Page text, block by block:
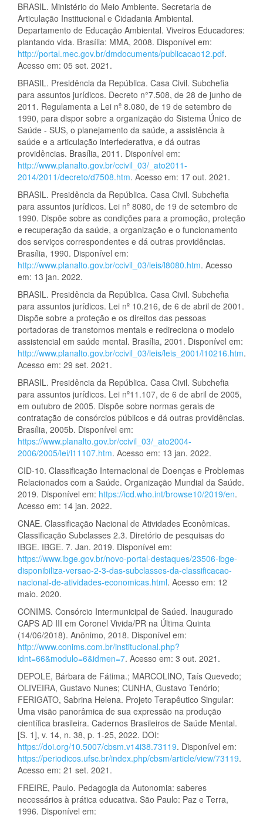
BRASIL. Ministério do Meio Ambiente. Secretaria de
Articulação Institucional e Cidadania Ambiental.
Departamento de Educação Ambiental. Viveiros Educadores:
plantando vida. Brasília: MMA, 2008. Disponível em:
http://portal.mec.gov.br/dmdocuments/publicacao12.pdf.
Acesso em: 05 set. 2021.
BRASIL. Presidência da República. Casa Civil. Subchefia
para assuntos jurídicos. Decreto n°7.508, de 28 de junho de
2011. Regulamenta a Lei nº 8.080, de 19 de setembro de
1990, para dispor sobre a organização do Sistema Único de
Saúde - SUS, o planejamento da saúde, a assistência à
saúde e a articulação interfederativa, e dá outras
providências. Brasília, 2011. Disponível em:
http://www.planalto.gov.br/ccivil_03/_ato2011-
2014/2011/decreto/d7508.htm. Acesso em: 17 out. 2021.
BRASIL. Presidência da República. Casa Civil. Subchefia
para assuntos jurídicos. Lei nº 8080, de 19 de setembro de
1990. Dispõe sobre as condições para a promoção, proteção
e recuperação da saúde, a organização e o funcionamento
dos serviços correspondentes e dá outras providências.
Brasília, 1990. Disponível em:
http://www.planalto.gov.br/ccivil_03/leis/l8080.htm. Acesso
em: 13 jan. 2022.
BRASIL. Presidência da República. Casa Civil. Subchefia
para assuntos jurídicos. Lei nº 10.216, de 6 de abril de 2001.
Dispõe sobre a proteção e os direitos das pessoas
portadoras de transtornos mentais e redireciona o modelo
assistencial em saúde mental. Brasília, 2001. Disponível em:
http://www.planalto.gov.br/ccivil_03/leis/leis_2001/l10216.htm.
Acesso em: 29 set. 2021.
BRASIL. Presidência da República. Casa Civil. Subchefia
para assuntos jurídicos. Lei nº11.107, de 6 de abril de 2005,
em outubro de 2005. Dispõe sobre normas gerais de
contratação de consórcios públicos e dá outras providências.
Brasília, 2005b. Disponível em:
https://www.planalto.gov.br/ccivil_03/_ato2004-
2006/2005/lei/l11107.htm. Acesso em: 13 jan. 2022.
CID-10. Classificação Internacional de Doenças e Problemas
Relacionados com a Saúde. Organização Mundial da Saúde.
2019. Disponível em: https://icd.who.int/browse10/2019/en.
Acesso em: 14 jan. 2022.
CNAE. Classificação Nacional de Atividades Econômicas.
Classificação Subclasses 2.3. Diretório de pesquisas do
IBGE. IBGE. 7. Jan. 2019. Disponível em:
https://www.ibge.gov.br/novo-portal-destaques/23506-ibge-
disponibiliza-versao-2-3-das-subclasses-da-classificacao-
nacional-de-atividades-economicas.html. Acesso em: 12
maio. 2020.
CONIMS. Consórcio Intermunicipal de Saúed. Inaugurado
CAPS AD III em Coronel Vivida/PR na Última Quinta
(14/06/2018). Anônimo, 2018. Disponível em:
http://www.conims.com.br/institucional.php?
idnt=66&modulo=6&idmen=7. Acesso em: 3 out. 2021.
DEPOLE, Bárbara de Fátima.; MARCOLINO, Taís Quevedo;
OLIVEIRA, Gustavo Nunes; CUNHA, Gustavo Tenório;
FERIGATO, Sabrina Helena. Projeto Terapêutico Singular:
Uma visão panorâmica de sua expressão na produção
científica brasileira. Cadernos Brasileiros de Saúde Mental.
[S. 1], v. 14, n. 38, p. 1-25, 2022. DOI:
https://doi.org/10.5007/cbsm.v14i38.73119. Disponível em:
https://periodicos.ufsc.br/index.php/cbsm/article/view/73119.
Acesso em: 21 set. 2021.
FREIRE, Paulo. Pedagogia da Autonomia: saberes
necessários à prática educativa. São Paulo: Paz e Terra,
1996. Disponível em: